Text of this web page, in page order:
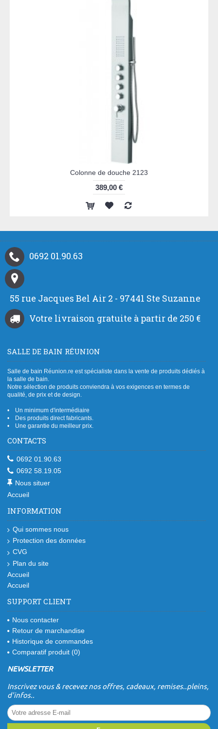
Colonne de douche 2123
389,00 €
0692 01.90.63
55 rue Jacques Bel Air 2 - 97441 Ste Suzanne
Votre livraison gratuite à partir de 250 €
SALLE DE BAIN RÉUNION
Salle de bain Réunion.re est spécialiste dans la vente de produits dédiés à
la salle de bain.
Notre sélection de produits conviendra à vos exigences en termes de
qualité, de prix et de design.
• Un minimum d'intermédiaire
• Des produits direct fabricants.
• Une garantie du meilleur prix.
CONTACTS
0692 01.90.63
0692 58.19.05
Nous situer
Accueil
INFORMATION
Qui sommes nous
Protection des données
CVG
Plan du site
Accueil
Accueil
SUPPORT CLIENT
Nous contacter
Retour de marchandise
Historique de commandes
Comparatif produit (0)
NEWSLETTER
Inscrivez vous & recevez nos offres, cadeaux, remises..pleins,
d'infos..